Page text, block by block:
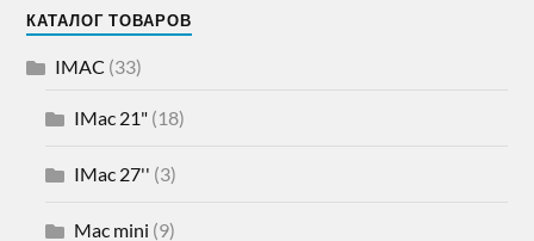
КАТАЛОГ ТОВАРОВ
IMAC (33)
IMac 21" (18)
IMac 27'' (3)
Mac mini (9)